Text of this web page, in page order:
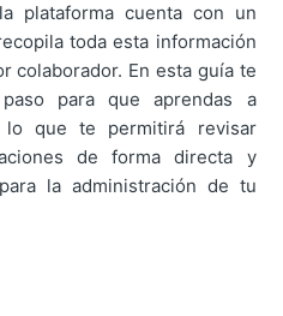
plataforma cuenta con un
toda esta información
colaborador. En esta guía te
para que aprendas a
que te permitirá revisar
de forma directa y
la administración de tu